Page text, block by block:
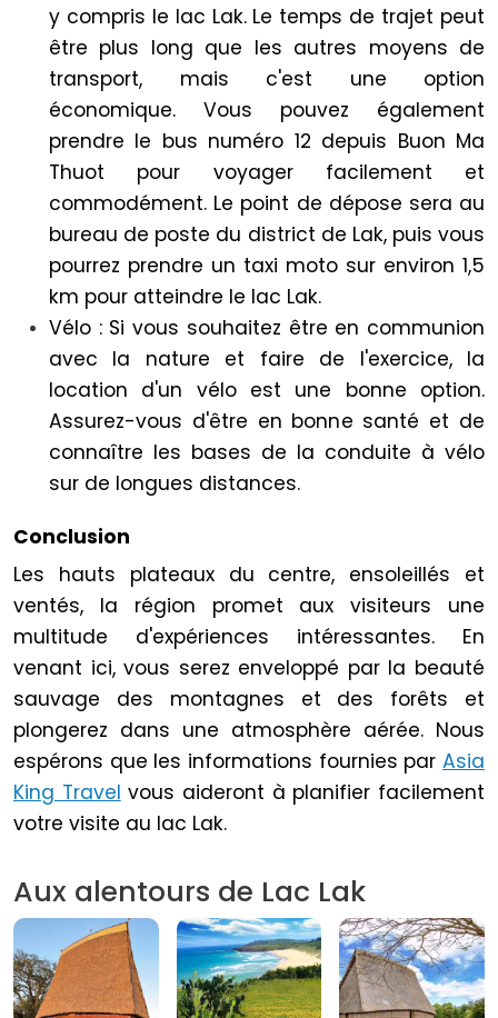
y compris le lac Lak. Le temps de trajet peut
être plus long que les autres moyens de
transport, mais c'est une option
économique. Vous pouvez également
prendre le bus numéro 12 depuis Buon Ma
Thuot pour voyager facilement et
commodément. Le point de dépose sera au
bureau de poste du district de Lak, puis vous
pourrez prendre un taxi moto sur environ 1,5
km pour atteindre le lac Lak.
Vélo : Si vous souhaitez être en communion
avec la nature et faire de l'exercice, la
location d'un vélo est une bonne option.
Assurez-vous d'être en bonne santé et de
connaître les bases de la conduite à vélo
sur de longues distances.
Conclusion
Les hauts plateaux du centre, ensoleillés et
ventés, la région promet aux visiteurs une
multitude d'expériences intéressantes. En
venant ici, vous serez enveloppé par la beauté
sauvage des montagnes et des forêts et
plongerez dans une atmosphère aérée. Nous
espérons que les informations fournies par Asia
King Travel vous aideront à planifier facilement
votre visite au lac Lak.
Aux alentours de Lac Lak